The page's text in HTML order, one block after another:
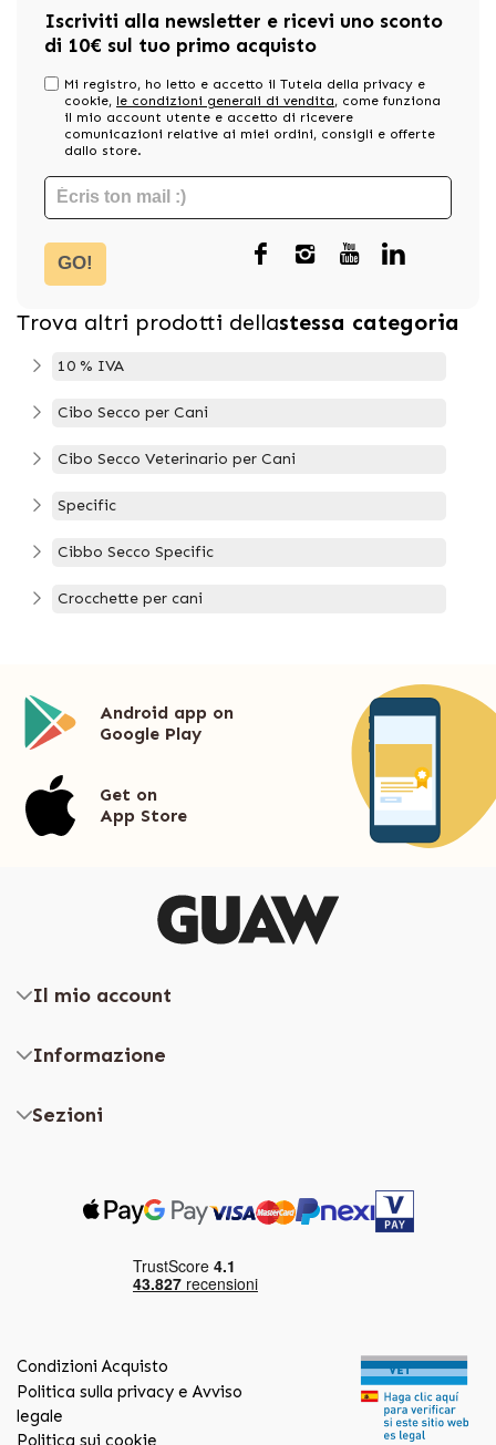
Iscriviti alla newsletter e ricevi uno sconto
di 10€ sul tuo primo acquisto
Mi registro, ho letto e accetto il Tutela della privacy e
cookie, le condizioni generali di vendita, come funziona
il mio account utente e accetto di ricevere
comunicazioni relative ai miei ordini, consigli e offerte
dallo store.
GO!
Trova altri prodotti dellastessa categoria
10 % IVA
Cibo Secco per Cani
Cibo Secco Veterinario per Cani
Specific
Cibbo Secco Specific
Crocchette per cani
Android app on
Google Play
Get on
App Store
Il mio account
Informazione
Sezioni
Condizioni Acquisto
Politica sulla privacy e Avviso
legale
Politica sui cookie